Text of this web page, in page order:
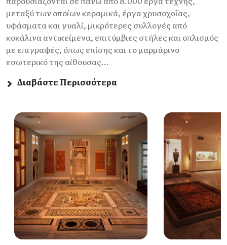
μεταξύ των οποίων κεραμικά, έργα χρυσοχοΐας,
υφάσματα και γυαλί, μικρότερες συλλογές από
κοκάλινα αντικείμενα, επιτύμβιες στήλες και οπλισμός
με επιγραφές, όπως επίσης και το μαρμάρινο
εσωτερικό της αίθουσας...
Διαβάστε Περισσότερα